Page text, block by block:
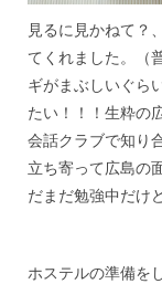
見るに見かねて？
てくれました。（
ギがまぶしいぐら
たい！！！生粋の
会話クラブで知り
立ち寄って広島の
だまだ勉強中だけ
ホステルの準備を